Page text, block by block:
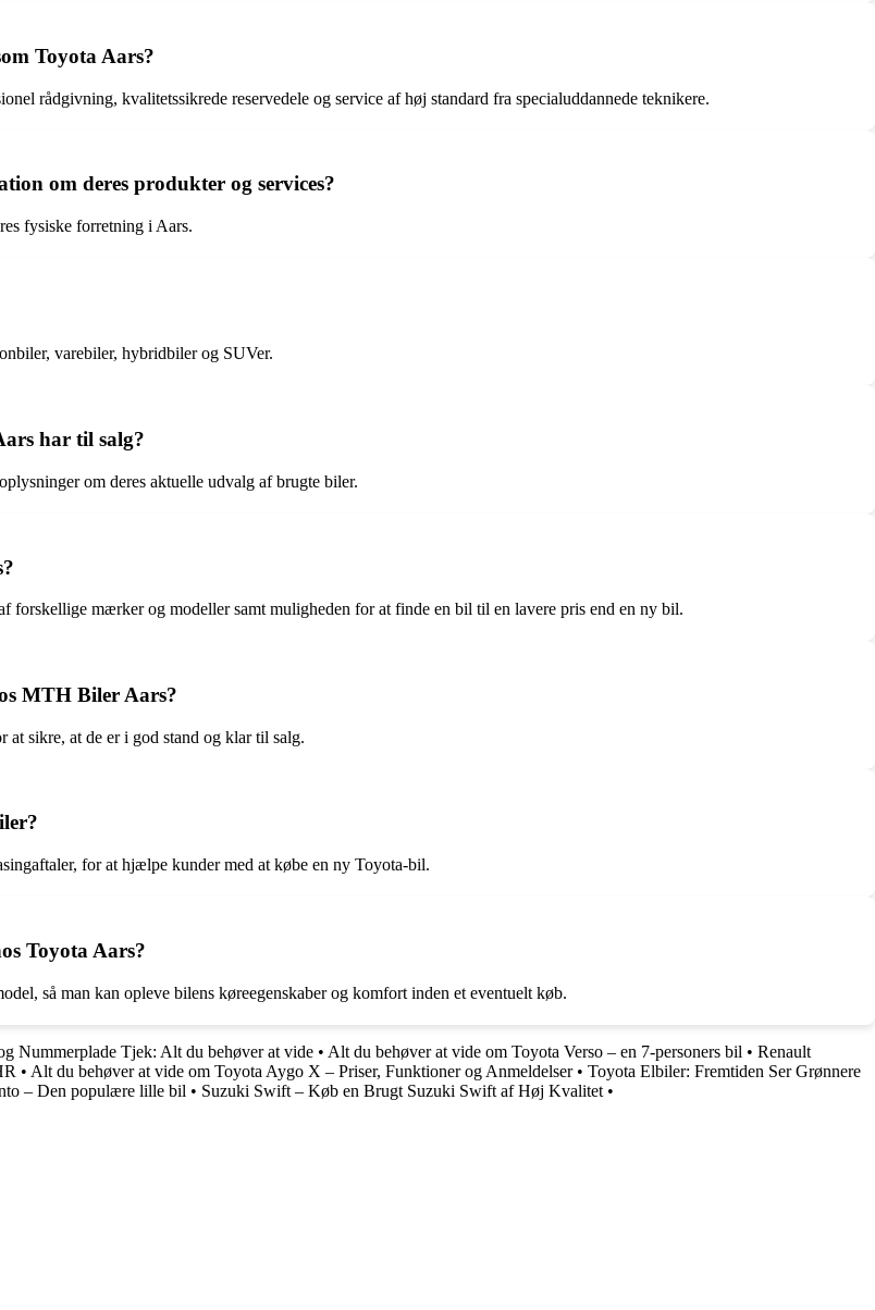
Toyota Aars?
rådgivning, kvalitetssikrede reservedele og service af høj standard fra specialuddannede teknikere.
om deres produkter og services?
fysiske forretning i Aars.
varebiler, hybridbiler og SUVer.
har til salg?
om deres aktuelle udvalg af brugte biler.
mærker og modeller samt muligheden for at finde en bil til en lavere pris end en ny bil.
MTH Biler Aars?
sikre, at de er i god stand og klar til salg.
for at hjælpe kunder med at købe en ny Toyota-bil.
Toyota Aars?
så man kan opleve bilens køreegenskaber og komfort inden et eventuelt køb.
Nummerplade Tjek: Alt du behøver at vide • Alt du behøver at vide om Toyota Verso – en 7-personers bil • Renault
• Alt du behøver at vide om Toyota Aygo X – Priser, Funktioner og Anmeldelser• Toyota Elbiler: Fremtiden Ser Grønnere
– Den populære lille bil • Suzuki Swift – Køb en Brugt Suzuki Swift af Høj Kvalitet •